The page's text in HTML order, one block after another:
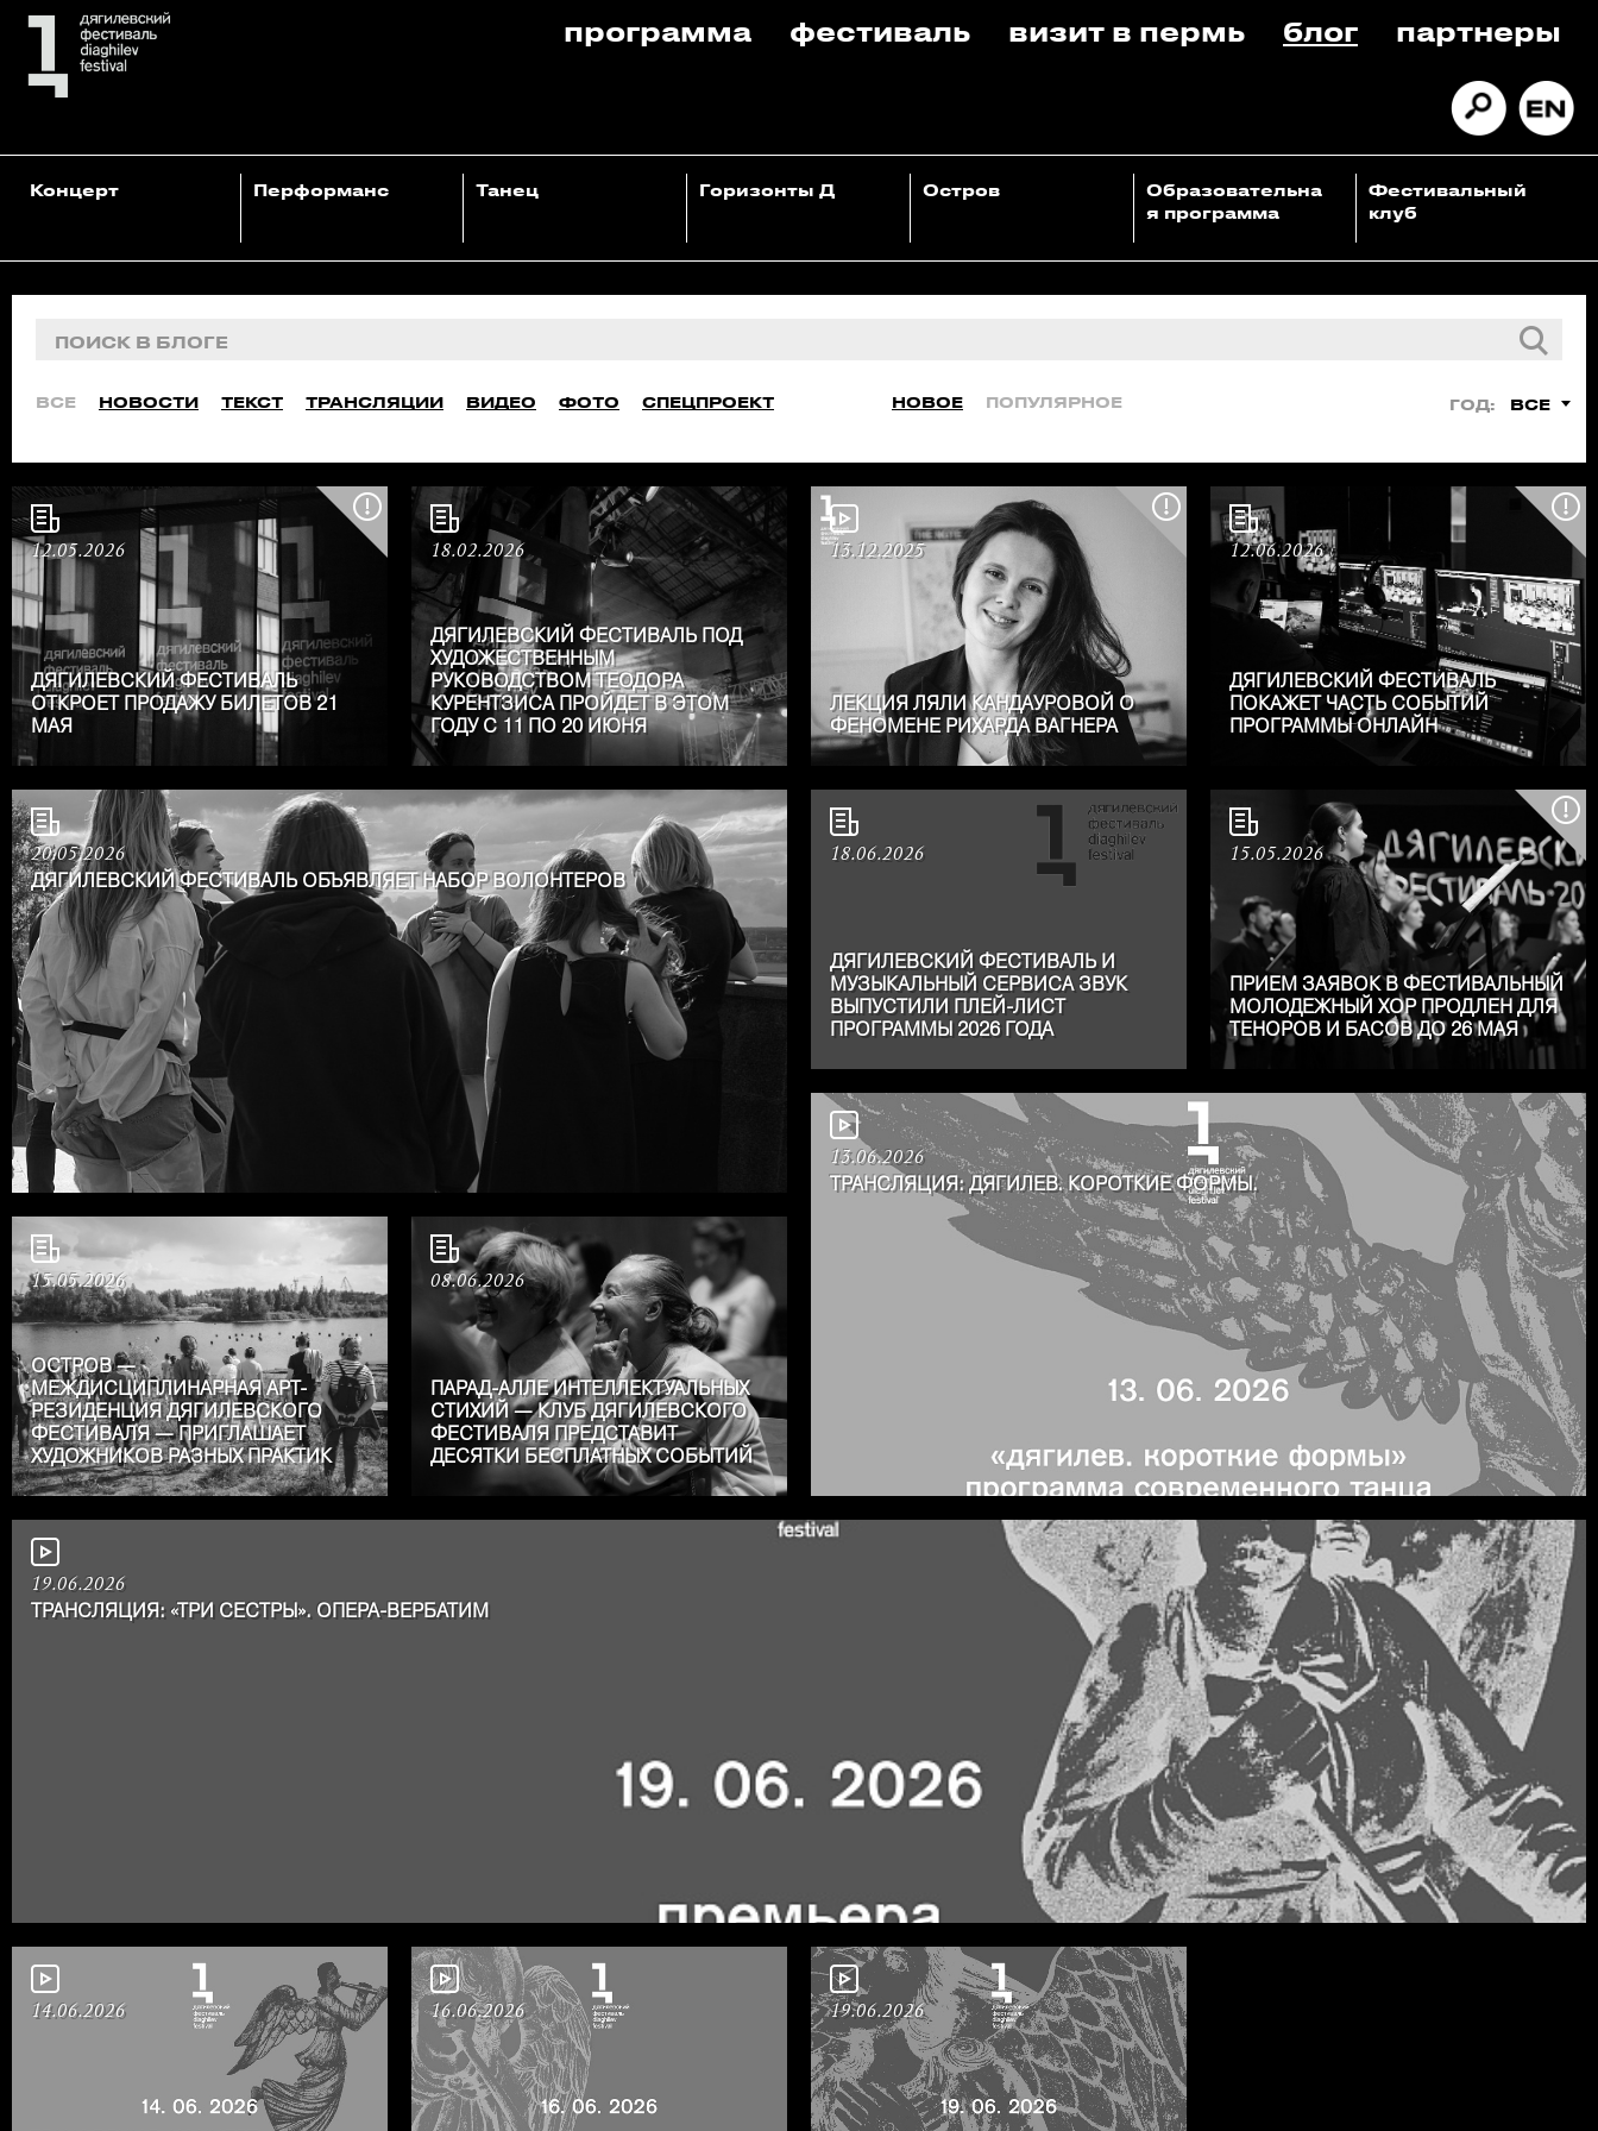
программа фестиваль визит в пермь блог партнеры
Концерт Перформанс Танец Горизонты Д Остров
Образовательна
я программа
Фестивальный
клуб
ВСЕ НОВОСТИ ТЕКСТ ТРАНСЛЯЦИИ ВИДЕО ФОТО СПЕЦПРОЕКТ НОВОЕ ПОПУЛЯРНОЕ ГОД: ВСЕ
12.05.2026
ДЯГИЛЕВСКИЙ ФЕСТИВАЛЬ
ОТКРОЕТ ПРОДАЖУ БИЛЕТОВ 21
МАЯ
18.02.2026
ДЯГИЛЕВСКИЙ ФЕСТИВАЛЬ ПОД
ХУДОЖЕСТВЕННЫМ
РУКОВОДСТВОМ ТЕОДОРА
КУРЕНТЗИСА ПРОЙДЕТ В ЭТОМ
ГОДУ С 11 ПО 20 ИЮНЯ
13.12.2025
ЛЕКЦИЯ ЛЯЛИ КАНДАУРОВОЙ О
ФЕНОМЕНЕ РИХАРДА ВАГНЕРА
12.06.2026
ДЯГИЛЕВСКИЙ ФЕСТИВАЛЬ
ПОКАЖЕТ ЧАСТЬ СОБЫТИЙ
ПРОГРАММЫ ОНЛАЙН
20.05.2026
ДЯГИЛЕВСКИЙ ФЕСТИВАЛЬ ОБЪЯВЛЯЕТ НАБОР ВОЛОНТЕРОВ
15.05.2026
ОСТРОВ —
МЕЖДИСЦИПЛИНАРНАЯ АРТ-
РЕЗИДЕНЦИЯ ДЯГИЛЕВСКОГО
ФЕСТИВАЛЯ — ПРИГЛАШАЕТ
ХУДОЖНИКОВ РАЗНЫХ ПРАКТИК
08.06.2026
ПАРАД-АЛЛЕ ИНТЕЛЛЕКТУАЛЬНЫХ
СТИХИЙ — КЛУБ ДЯГИЛЕВСКОГО
ФЕСТИВАЛЯ ПРЕДСТАВИТ
ДЕСЯТКИ БЕСПЛАТНЫХ СОБЫТИЙ
18.06.2026
ДЯГИЛЕВСКИЙ ФЕСТИВАЛЬ И
МУЗЫКАЛЬНЫЙ СЕРВИСА ЗВУК
ВЫПУСТИЛИ ПЛЕЙ-ЛИСТ
ПРОГРАММЫ 2026 ГОДА
15.05.2026
ПРИЕМ ЗАЯВОК В ФЕСТИВАЛЬНЫЙ
МОЛОДЕЖНЫЙ ХОР ПРОДЛЕН ДЛЯ
ТЕНОРОВ И БАСОВ ДО 26 МАЯ
13.06.2026
ТРАНСЛЯЦИЯ: ДЯГИЛЕВ. КОРОТКИЕ ФОРМЫ.
19.06.2026
ТРАНСЛЯЦИЯ: «ТРИ СЕСТРЫ». ОПЕРА-ВЕРБАТИМ
14.06.2026 16.06.2026 19.06.2026